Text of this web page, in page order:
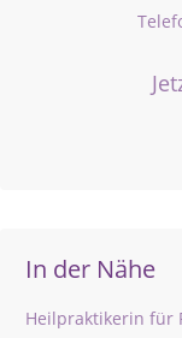
In der Nähe
Heilpraktikerin für